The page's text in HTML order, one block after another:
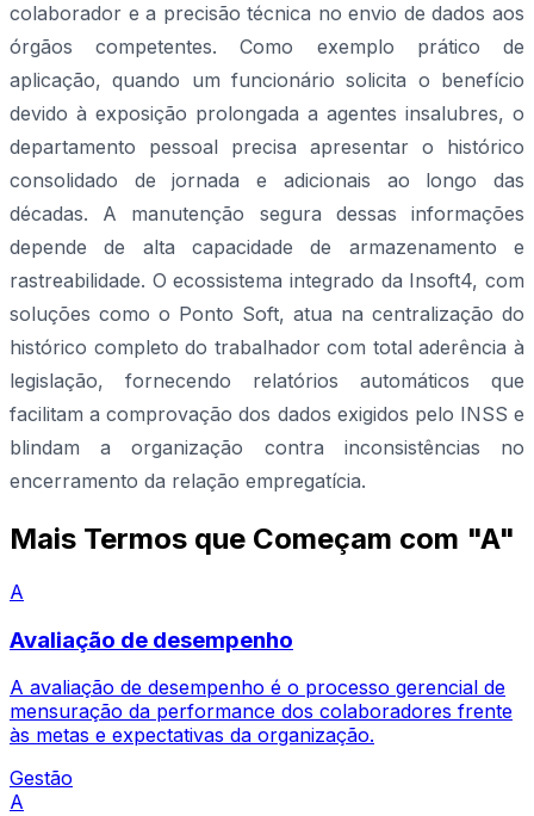
colaborador e a precisão técnica no envio de dados aos
órgãos competentes. Como exemplo prático de
aplicação, quando um funcionário solicita o benefício
devido à exposição prolongada a agentes insalubres, o
departamento pessoal precisa apresentar o histórico
consolidado de jornada e adicionais ao longo das
décadas. A manutenção segura dessas informações
depende de alta capacidade de armazenamento e
rastreabilidade. O ecossistema integrado da Insoft4, com
soluções como o Ponto Soft, atua na centralização do
histórico completo do trabalhador com total aderência à
legislação, fornecendo relatórios automáticos que
facilitam a comprovação dos dados exigidos pelo INSS e
blindam a organização contra inconsistências no
encerramento da relação empregatícia.
Mais Termos que Começam com "A"
A
Avaliação de desempenho
A avaliação de desempenho é o processo gerencial de
mensuração da performance dos colaboradores frente
às metas e expectativas da organização.
Gestão
A